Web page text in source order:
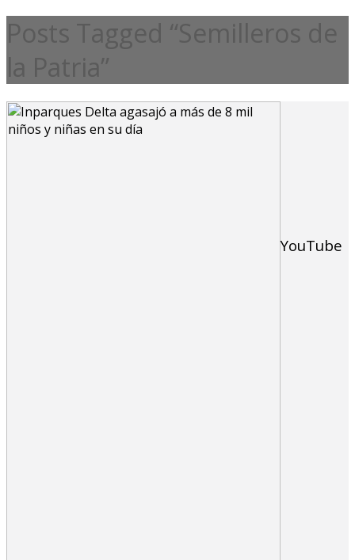
Posts Tagged “Semilleros de
la Patria”
YouTube